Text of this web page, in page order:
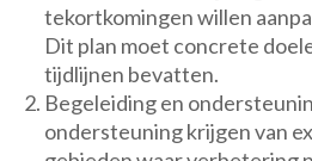
tekortkomingen willen
Dit plan moet concrete
tijdlijnen bevatten.
Begeleiding en
ondersteuning krijgen van